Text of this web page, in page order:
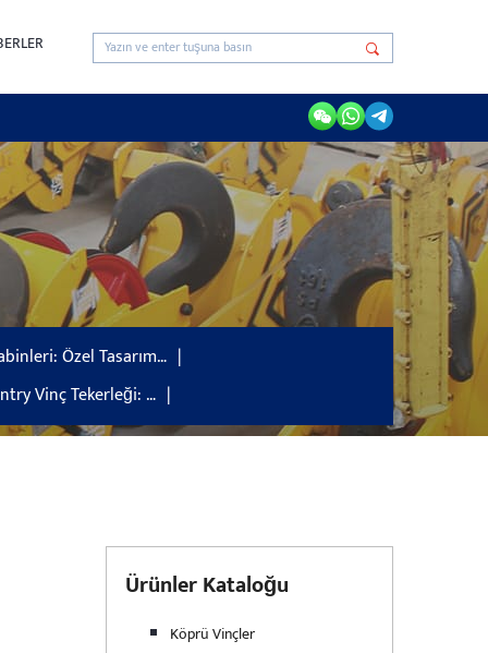
Özel Tasarım…
Vinç Tekerleği: …
Ürünler Kataloğu
Köprü Vinçler